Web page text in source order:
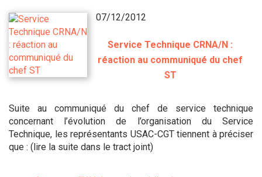
07/12/2012
Service Technique CRNA/N :
réaction au communiqué du chef
ST
Suite au communiqué du chef de service technique
concernant l’évolution de l’organisation du Service
Technique, les représentants USAC-CGT tiennent à préciser
que : (lire la suite dans le tract joint)